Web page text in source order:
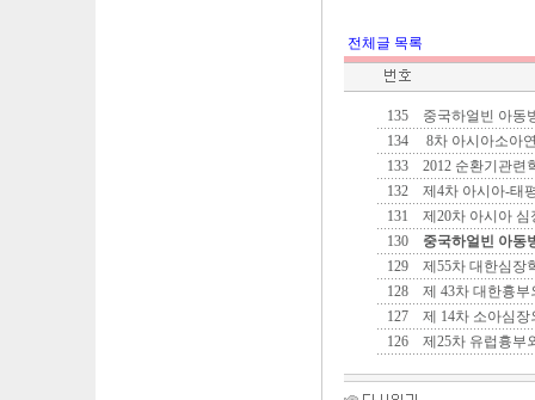
전체글 목록
135
중국하얼빈 아동
134
8차 아시아소아
133
2012 순환기관련
132
제4차 아시아-태
131
제20차 아시아
130
중국하얼빈 아동
129
제55차 대한심장
128
제 43차 대한흉
127
제 14차 소아심
126
제25차 유럽흉부